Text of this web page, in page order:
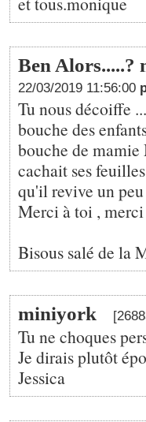
Ben Alors.....?
22/03/2019 11:56:00
Tu nous décoiffe
bouche des
bouche de
cachait ses
qu'il revive un
Merci à toi , merci
Bisous salé de la
miniyork
Tu ne choques
Je dirais plutôt
Jessica